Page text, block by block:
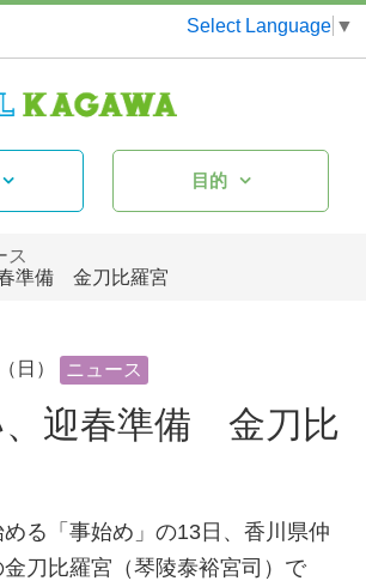
Select Language ▼
目的
ス
準備 金刀比羅宮
日） ニュース
、迎春準備 金刀比
る「事始め」の13日、香川県仲
刀比羅宮（琴陵泰裕宮司）で